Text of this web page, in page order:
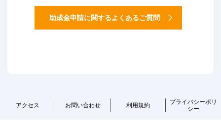
助成金申請に関するよくあるご質問
アクセス お問い合わせ 利用規約
プライバシーポリ
シー